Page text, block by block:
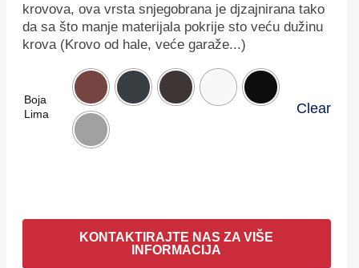
krovova, ova vrsta snjegobrana je djzajnirana tako
da sa što manje materijala pokrije sto veću dužinu
krova (Krovo od hale, veće garaže...)
Boja
Lima
Clear
KONTAKTIRAJTE NAS ZA VIŠE
INFORMACIJA